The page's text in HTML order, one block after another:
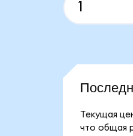
Текущая
что общая